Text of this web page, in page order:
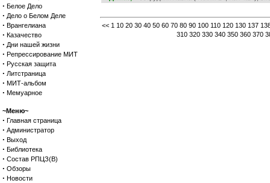
· Белое Дело
· Дело о Белом Деле
· Врангелиана
· Казачество
· Дни нашей жизни
· Репрессирование МИТ
· Русская защита
· Литстраница
· МИТ-альбом
· Мемуарное
~Меню~
· Главная страница
· Администратор
· Выход
· Библиотека
· Состав РПЦЗ(В)
· Обзоры
· Новости
<< 1 10 20 30 40 50 60 70 80 90 100 110 120 130 137
310 320 330 340 350 360 370